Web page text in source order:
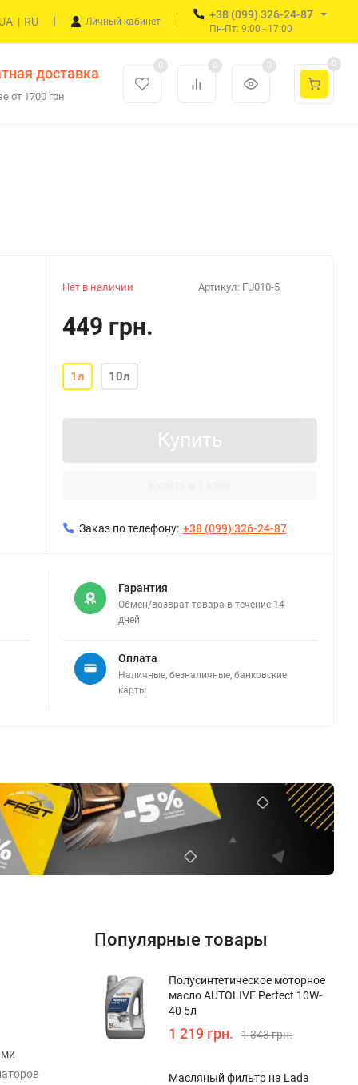
UA | RU Личный кабинет
+38 (099) 326-24-87
Пн-Пт: 9:00 - 17:00
доставка
от 1700 грн
0 0 0 0
Артикул: FU010-5
Нет в наличии
449 грн.
1л 10л
Купить
Заказ по телефону: +38 (099) 326-24-87
Гарантия
Обмен/возврат товара в течение 14
дней
Оплата
Наличные, безналичные, банковские
карты
Популярные товары
Полуcинтетическое моторное
масло AUTOLIVE Perfect 10W-
40 5л
1 219 грн. 1 343 грн.
Масляный фильтр на Lada